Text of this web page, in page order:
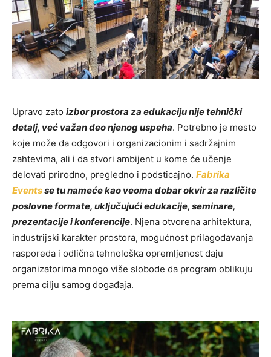
Upravo zato izbor prostora za edukaciju nije tehnički
detalj, već važan deo njenog uspeha. Potrebno je mesto
koje može da odgovori i organizacionim i sadržajnim
zahtevima, ali i da stvori ambijent u kome će učenje
delovati prirodno, pregledno i podsticajno. Fabrika
Eventsse tu nameće kao veoma dobar okvir za različite
poslovne formate, uključujući edukacije, seminare,
prezentacije i konferencije. Njena otvorena arhitektura,
industrijski karakter prostora, mogućnost prilagođavanja
rasporeda i odlična tehnološka opremljenost daju
organizatorima mnogo više slobode da program oblikuju
prema cilju samog događaja.